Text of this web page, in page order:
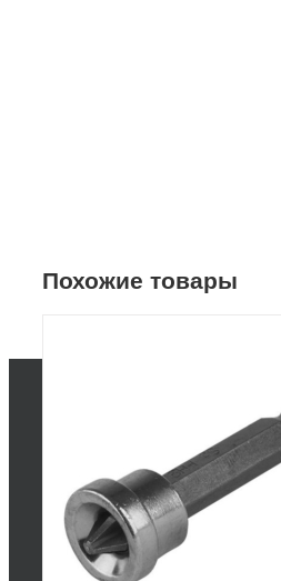
Похожие товары